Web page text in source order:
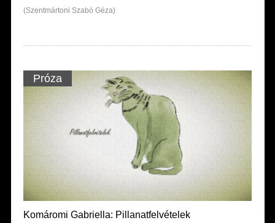
(Szentmártoni Szabó Géza)
Próza
Komáromi Gabriella: Pillanatfelvételek